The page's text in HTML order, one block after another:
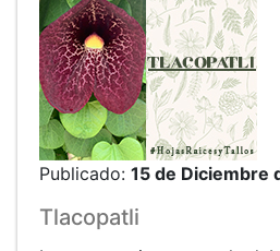
Publicado: 15 de Diciembre
Tlacopatli